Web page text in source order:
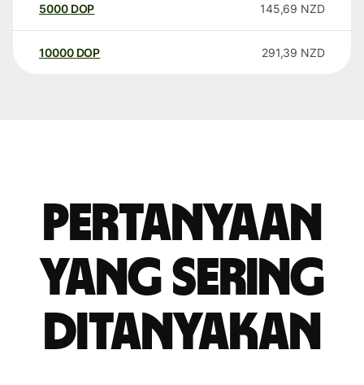
5000 DOP 145,69 NZD
10000 DOP 291,39 NZD
Pertanyaan
yang sering
ditanyakan